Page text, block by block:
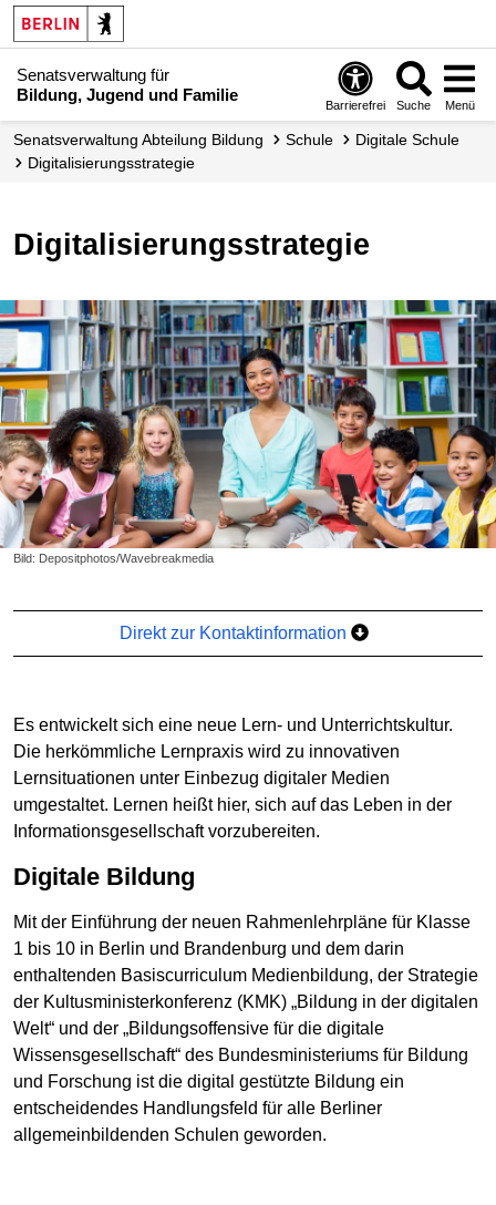
Senatsverwaltung für
Bildung, Jugend und Familie
Barrierefrei Suche Menü
Senats­verwaltung Abteilung Bildung Schule
Digitale Schule
Digitalisierungs­strategie
Digitalisierungsstrategie
Bild: Depositphotos/Wavebreakmedia
Direkt zur Kontaktinformation
Es entwickelt sich eine neue Lern- und Unterrichtskultur.
Die herkömmliche Lernpraxis wird zu innovativen
Lernsituationen unter Einbezug digitaler Medien
umgestaltet. Lernen heißt hier, sich auf das Leben in der
Informationsgesellschaft vorzubereiten.
Digitale Bildung
Mit der Einführung der neuen Rahmenlehrpläne für Klasse
1 bis 10 in Berlin und Brandenburg und dem darin
enthaltenden Basiscurriculum Medienbildung, der Strategie
der Kultusministerkonferenz (KMK) „Bildung in der digitalen
Welt“ und der „Bildungsoffensive für die digitale
Wissensgesellschaft“ des Bundesministeriums für Bildung
und Forschung ist die digital gestützte Bildung ein
entscheidendes Handlungsfeld für alle Berliner
allgemeinbildenden Schulen geworden.